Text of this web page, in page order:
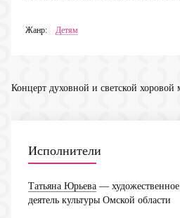
Жанр: Детям
Концерт духовной и светской
Исполнители
Татьяна Юрьева —
деятель культуры Омской области